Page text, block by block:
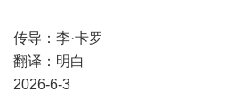
传导：李·卡罗
翻译：明白
2026-6-3